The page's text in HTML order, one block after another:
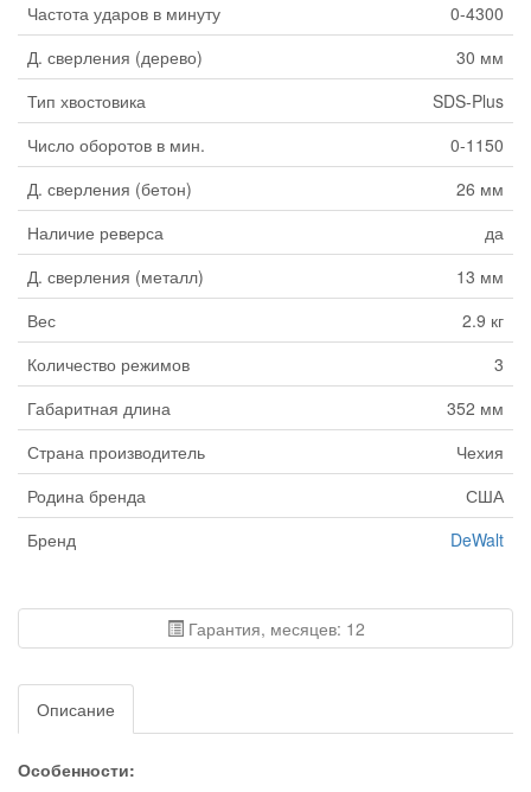
Частота ударов в минуту
0-4300
Д. сверления (дерево)
30 мм
Тип хвостовика
SDS-Plus
Число оборотов в мин.
0-1150
Д. сверления (бетон)
26 мм
Наличие реверса
да
Д. сверления (металл)
13 мм
Вес
2.9 кг
Количество режимов
3
Габаритная длина
352 мм
Страна производитель
Чехия
Родина бренда
США
Бренд
DeWalt
Гарантия, месяцев: 12
Описание
Особенности: